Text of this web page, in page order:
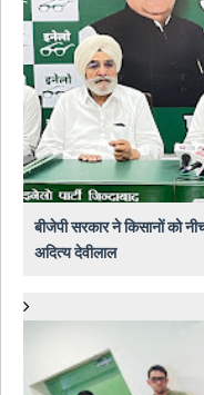
बीजेपी सरकार ने किसानों को
अदित्य देवीलाल